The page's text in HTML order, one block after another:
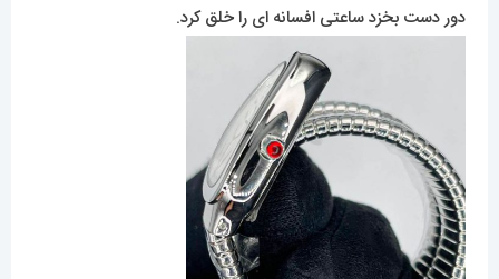
دور دست بخزد ساعتی افسانه ای را خلق کرد.